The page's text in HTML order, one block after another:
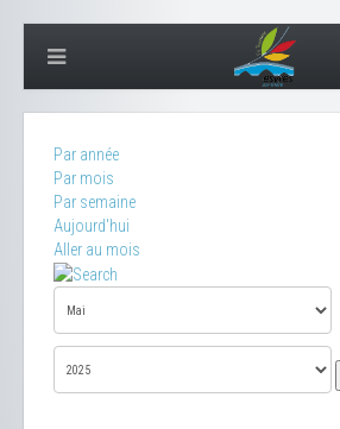
Par année
Par mois
Par semaine
Aujourd'hui
Aller au mois